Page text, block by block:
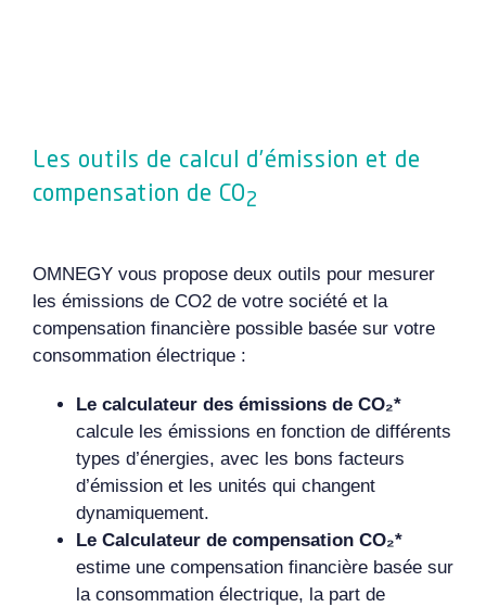
Les outils de calcul d’émission et de
compensation de CO2
OMNEGY vous propose deux outils pour mesurer
les émissions de CO2 de votre société et la
compensation financière possible basée sur votre
consommation électrique :
Le calculateur des émissions de CO₂*
calcule les émissions en fonction de différents
types d’énergies, avec les bons facteurs
d’émission et les unités qui changent
dynamiquement.
Le Calculateur de compensation CO₂*
estime une compensation financière basée sur
la consommation électrique, la part de